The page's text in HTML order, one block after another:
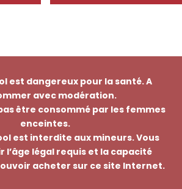
est dangereux pour la santé. A
avec modération.
être consommé par les femmes
enceintes.
est interdite aux mineurs. Vous
l’âge légal requis et la capacité
acheter sur ce site Internet.